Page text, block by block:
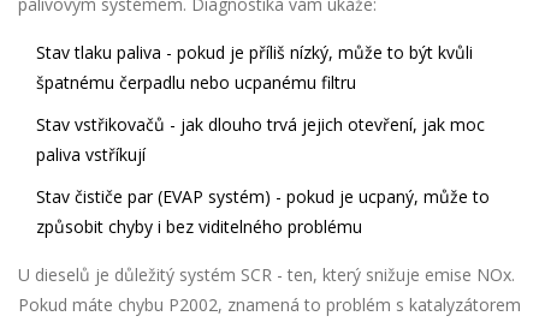
Stav tlaku paliva - pokud je příliš nízký, může to být kvůli
špatnému čerpadlu nebo ucpanému filtru
Stav vstřikovačů - jak dlouho trvá jejich otevření, jak moc
paliva vstříkují
Stav čističe par (EVAP systém) - pokud je ucpaný, může to
způsobit chyby i bez viditelného problému
U dieselů je důležitý systém SCR - ten, který snižuje emise NOx.
Pokud máte chybu P2002, znamená to problém s katalyzátorem